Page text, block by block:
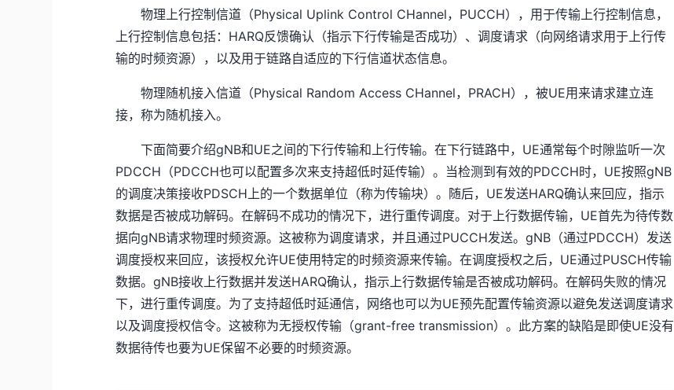
物理上行控制信道（Physical Uplink Control CHannel，PUCCH），用于传输上行控制信息，
上行控制信息包括：HARQ反馈确认（指示下行传输是否成功）、调度请求（向网络请求用于上行传
输的时频资源），以及用于链路自适应的下行信道状态信息。
物理随机接入信道（Physical Random Access CHannel，PRACH），被UE用来请求建立连
接，称为随机接入。
下面简要介绍gNB和UE之间的下行传输和上行传输。在下行链路中，UE通常每个时隙监听一次
PDCCH（PDCCH也可以配置多次来支持超低时延传输）。当检测到有效的PDCCH时，UE按照gNB
的调度决策接收PDSCH上的一个数据单位（称为传输块）。随后，UE发送HARQ确认来回应，指示
数据是否被成功解码。在解码不成功的情况下，进行重传调度。对于上行数据传输，UE首先为待传数
据向gNB请求物理时频资源。这被称为调度请求，并且通过PUCCH发送。gNB（通过PDCCH）发送
调度授权来回应，该授权允许UE使用特定的时频资源来传输。在调度授权之后，UE通过PUSCH传输
数据。gNB接收上行数据并发送HARQ确认，指示上行数据传输是否被成功解码。在解码失败的情况
下，进行重传调度。为了支持超低时延通信，网络也可以为UE预先配置传输资源以避免发送调度请求
以及调度授权信令。这被称为无授权传输（grant-free transmission）。此方案的缺陷是即使UE没有
数据待传也要为UE保留不必要的时频资源。